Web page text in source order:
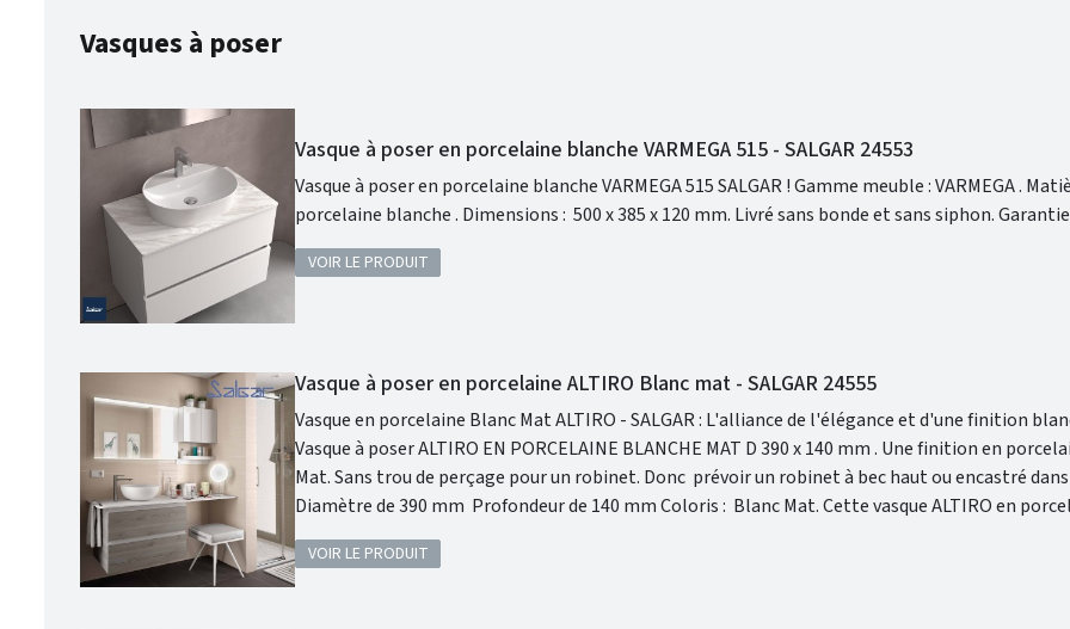
Vasques à poser
Vasque à poser en porcelaine blanche VARMEGA 515 - SALGAR 24553
Vasque à poser en porcelaine blanche VARMEGA 515 SALGAR ! Gamme meuble : VARMEGA . Matière :
porcelaine blanche . Dimensions : 500 x 385 x 120 mm.
VOIR LE PRODUIT
Vasque à poser en porcelaine ALTIRO Blanc mat - SALGAR 24555
Vasque en porcelaine Blanc Mat ALTIRO - SALGAR : L'alliance de l'élégance et d'une finition
Vasque à poser ALTIRO EN PORCELAINE BLANCHE MAT D 390 x 140 mm . Une finition en porcelaine blanche
Mat. Sans trou de perçage pour un robinet. Donc prévoir un robinet à bec haut ou encastré dans le mur.
Diamètre de 390 mm Profondeur de 140 mm Coloris : Blanc Mat. Cette vasque ALTIRO en porcelaine
blanche se caractérise par sa finition mate et réunit les caractéristiques qui en feront la pièce
votre salle de bains.
VOIR LE PRODUIT